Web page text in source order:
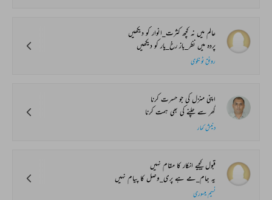
عالم میں نہ کچھ کثرت_انوار کو دیکھیں
پردہ میں نظر_باز رخ_یار کو دیکھیں
رونق ٹونکوی
اپنی منزل کی جو حسرت کرنا
گھر سے چلنے کی بھی ہمت کرنا
دنیش کمار
قبول کیجیے انکار کا مقام نہیں
یہ جام_مے ہے پری_وصل کا پیام نہیں
نسیم میسوری